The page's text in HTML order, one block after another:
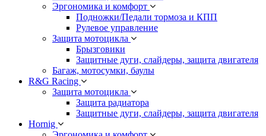
Эргономика и комфорт
Подножки/Педали тормоза и КПП
Рулевое управление
Защита мотоцикла
Брызговики
Защитные дуги, слайдеры, защита двигателя
Багаж, мотосумки, баулы
R&G Racing
Защита мотоцикла
Защита радиатора
Защитные дуги, слайдеры, защита двигателя
Hornig